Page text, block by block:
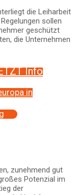
die Leiharbeit
sollen
geschützt
die Unternehmen
Info
in
zunehmend gut
Potenzial im
der